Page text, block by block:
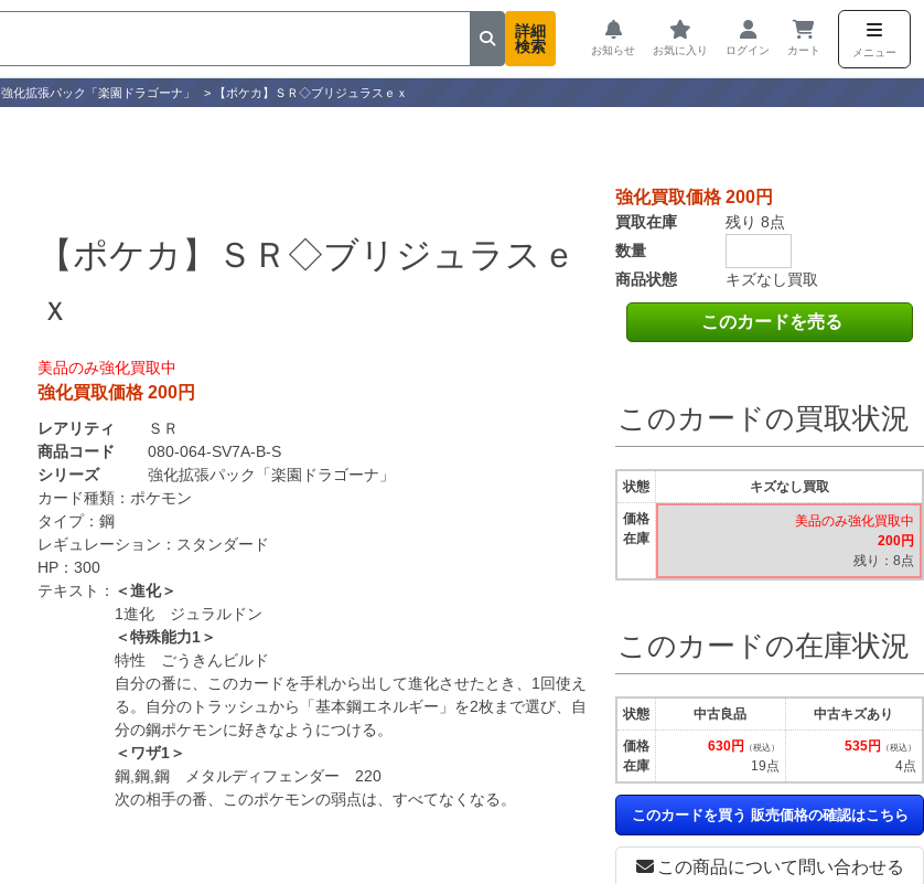
詳細
検索
お知らせ お気に入り ログイン カート メニュー
強化拡張パック「楽園ドラゴーナ」 > 【ポケカ】ＳＲ◇ブリジュラスｅｘ
【ポケカ】ＳＲ◇ブリジュラスｅ
ｘ
美品のみ強化買取中
強化買取価格 200円
レアリティ
ＳＲ
商品コード
080-064-SV7A-B-S
シリーズ
強化拡張パック「楽園ドラゴーナ」
カード種類： ポケモン
タイプ： 鋼
レギュレーション： スタンダード
HP： 300
テキスト： ＜進化＞
1進化 ジュラルドン
＜特殊能力1＞
特性 ごうきんビルド
自分の番に、このカードを手札から出して進化させたとき、1回使え
る。自分のトラッシュから「基本鋼エネルギー」を2枚まで選び、自
分の鋼ポケモンに好きなようにつける。
＜ワザ1＞
鋼,鋼,鋼 メタルディフェンダー 220
次の相手の番、このポケモンの弱点は、すべてなくなる。
強化買取価格 200円
商品状態 キズなし買取
買取在庫
残り 8点
数量
このカードを売る
この商品について問い合わせる
このカードの買取状況
状態
価格
在庫
キズなし買取
美品のみ強化買取中
200円
残り：8点
このカードの在庫状況
状態
価格
在庫
中古良品
630円 （税込）
19点
中古キズあり
535円 （税込）
4点
このカードを買う 販売価格の確認はこちら